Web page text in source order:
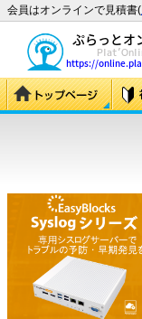
会員はオンラインで見積書(